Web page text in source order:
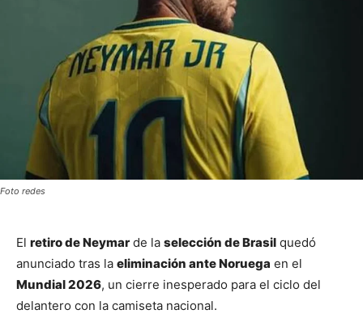
Foto redes
El retiro de Neymar de la selección de Brasil quedó
anunciado tras la eliminación ante Noruega
Mundial 2026, un cierre inesperado para el ciclo del
delantero con la camiseta nacional.